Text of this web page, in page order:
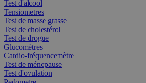
Test d'alcool
Tensiometres
Test de masse grasse
Test de cholestérol
Test de drogue
Glucomètres
Cardio-fréquencemètre
Test de ménopause
Test d'ovulation